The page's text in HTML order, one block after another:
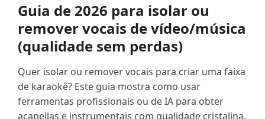
Guia de 2026 para isolar ou
remover vocais de vídeo/música
(qualidade sem perdas)
Quer isolar ou remover vocais para criar uma faixa
de karaokê? Este guia mostra como usar
ferramentas profissionais ou de IA para obter
acapellas e instrumentais com qualidade cristalina.